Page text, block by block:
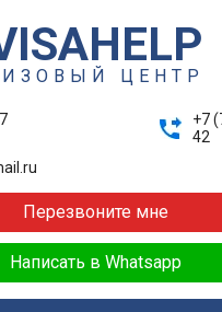
ЦЕНТР
+7
42
Перезвоните мне
Написать в Whatsapp